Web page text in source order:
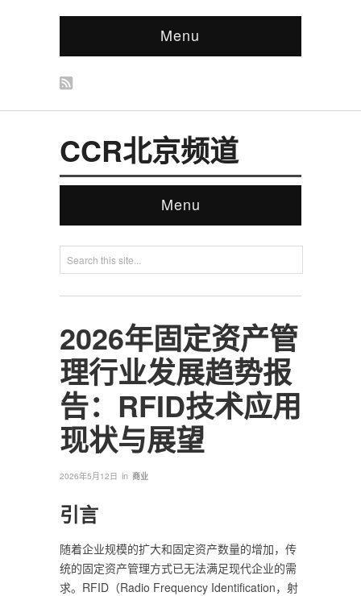
Menu
CCR北京频道
Menu
2026年固定资产管
理行业发展趋势报
告：RFID技术应用
现状与展望
2026年5月12日 in 商业
引言
随着企业规模的扩大和固定资产数量的增加，传
统的固定资产管理方式已无法满足现代企业的需
求。RFID（Radio Frequency Identification，射